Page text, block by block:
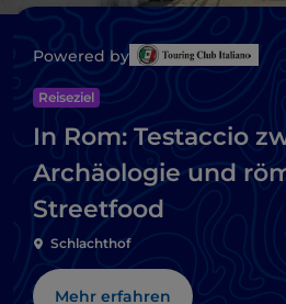
Powered by
Reiseziel
In Rom: Testaccio
Archäologie und
Streetfood
Schlachthof
Mehr erfahren